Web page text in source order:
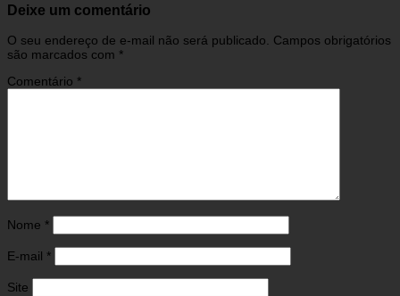
Deixe um comentário
O seu endereço de e-mail não será publicado. Campos obrigatórios
são marcados com *
Comentário *
Nome *
E-mail *
Site